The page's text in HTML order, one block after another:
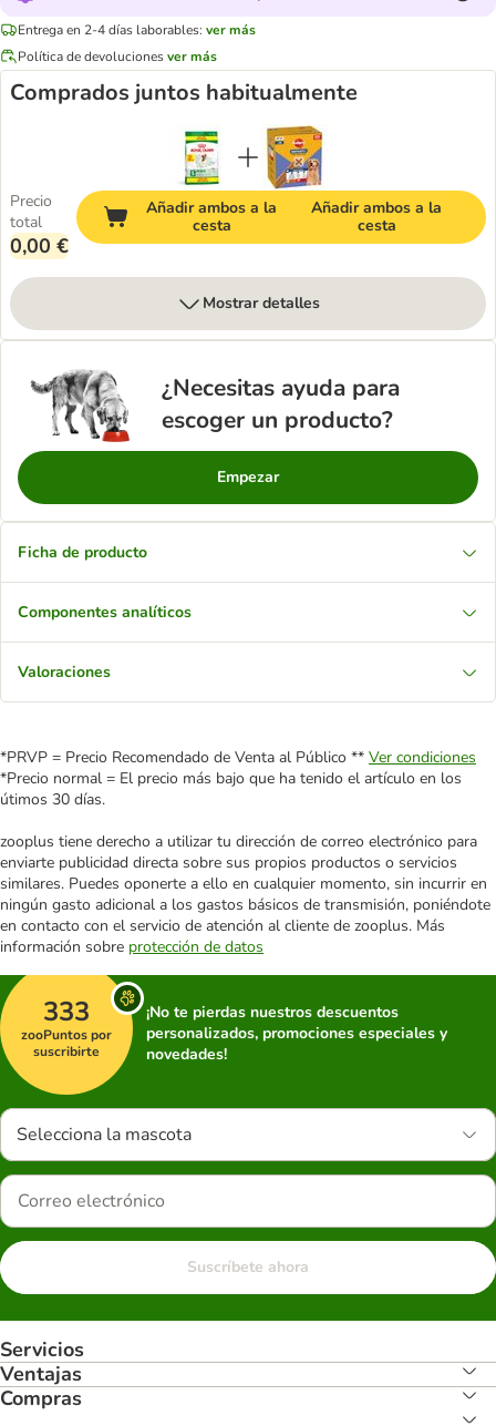
Entrega en 2-4 días laborables: ver más
Política de devolucionesver más
Comprados juntos habitualmente
Precio
total
0,00 €
Añadir ambos a la
cesta
Añadir ambos a la
cesta
Mostrar detalles
¿Necesitas ayuda para
escoger un producto?
Empezar
Ficha de producto
Componentes analíticos
Valoraciones
*PRVP = Precio Recomendado de Venta al Público ** Ver condiciones
*Precio normal = El precio más bajo que ha tenido el artículo en los
útimos 30 días.
zooplus tiene derecho a utilizar tu dirección de correo electrónico para
enviarte publicidad directa sobre sus propios productos o servicios
similares. Puedes oponerte a ello en cualquier momento, sin incurrir en
ningún gasto adicional a los gastos básicos de transmisión, poniéndote
en contacto con el servicio de atención al cliente de zooplus. Más
información sobre protección de datos
333
zooPuntos por
suscribirte
¡No te pierdas nuestros descuentos
personalizados, promociones especiales y
novedades!
Selecciona la mascota
Suscríbete ahora
Servicios
Ventajas
Compras